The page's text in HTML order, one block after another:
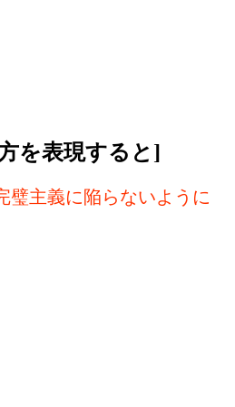
を表現すると]
璧主義に陥らないように